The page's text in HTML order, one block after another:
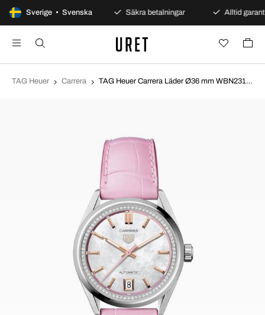
Sverige • Svenska
100 dagars öppet köp Säkra betalningar Alltid garanti
TAG Heuer Carrera TAG Heuer Carrera Läder Ø36 mm WBN2315.FC8331